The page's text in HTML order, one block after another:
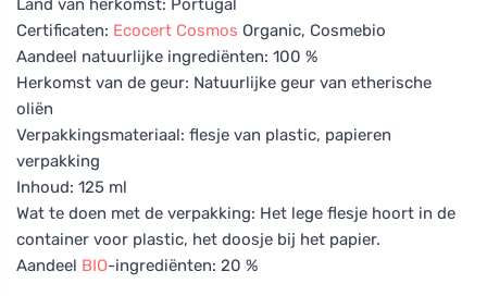
Certificaten: Ecocert Cosmos Organic, Cosmebio
Aandeel natuurlijke ingrediënten: 100 %
Herkomst van de geur: Natuurlijke geur van etherische
oliën
Verpakkingsmateriaal: flesje van plastic, papieren
verpakking
Inhoud: 125 ml
Wat te doen met de verpakking: Het lege flesje hoort in de
container voor plastic, het doosje bij het papier.
Aandeel BIO-ingrediënten: 20 %